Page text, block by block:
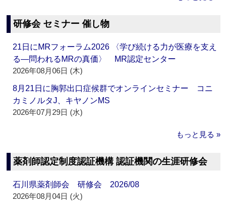
研修会 セミナー 催し物
21日にMRフォーラム2026 〈学び続ける力が医療を支え
る―問われるMRの真価〉 MR認定センター
2026年08月06日 (木)
8月21日に胸郭出口症候群でオンラインセミナー コニ
カミノルタJ、キヤノンMS
2026年07月29日 (水)
もっと見る »
薬剤師認定制度認証機構 認証機関の生涯研修会
石川県薬剤師会 研修会 2026/08
2026年08月04日 (火)